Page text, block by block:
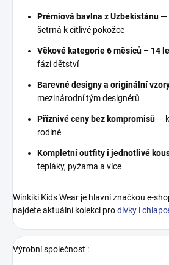
Prémiová bavlna z Uzbekistánu —
šetrná k citlivé pokožce
Věkové kategorie 6 měsíců – 14
fázi dětství
Barevné designy a originální
mezinárodní tým designérů
Příznivé ceny bez kompromisů —
rodině
Kompletní outfity i jednotlivé
tepláky, pyžama a více
Winkiki Kids Wear je hlavní značkou e-
najdete aktuální kolekci prodívky i
Výrobní společnost :